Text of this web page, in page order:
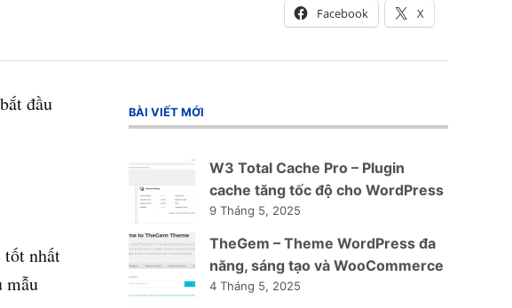
Facebook X
đầu
nhất
mẫu
BÀI VIẾT MỚI
W3 Total Cache Pro – Plugin
cache tăng tốc độ cho WordPress
9 Tháng 5, 2025
TheGem – Theme WordPress đa
năng, sáng tạo và WooCommerce
4 Tháng 5, 2025